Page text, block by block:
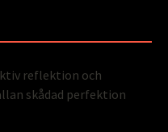
reflektion och
skådad perfektion